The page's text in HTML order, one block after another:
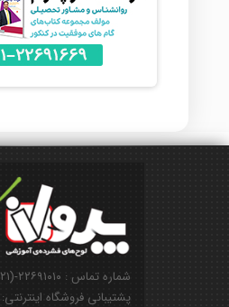
شماره تماس : ۲۲۶۹۱۰۱۰-(۰۲۱)
پشتیبانی فروشگاه اینترنتی: ۰۹۱۲۸۵۰۱۱۲۵